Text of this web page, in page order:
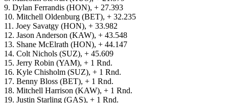
9. Dylan Ferrandis (HON), + 27.393
10. Mitchell Oldenburg (BET), + 32.235
11. Joey Savatgy (HON), + 33.982
12. Jason Anderson (KAW), + 43.548
13. Shane McElrath (HON), + 44.147
14. Colt Nichols (SUZ), + 45.609
15. Jerry Robin (YAM), + 1 Rnd.
16. Kyle Chisholm (SUZ), + 1 Rnd.
17. Benny Bloss (BET), + 1 Rnd.
18. Mitchell Harrison (KAW), + 1 Rnd.
19. Justin Starling (GAS), + 1 Rnd.